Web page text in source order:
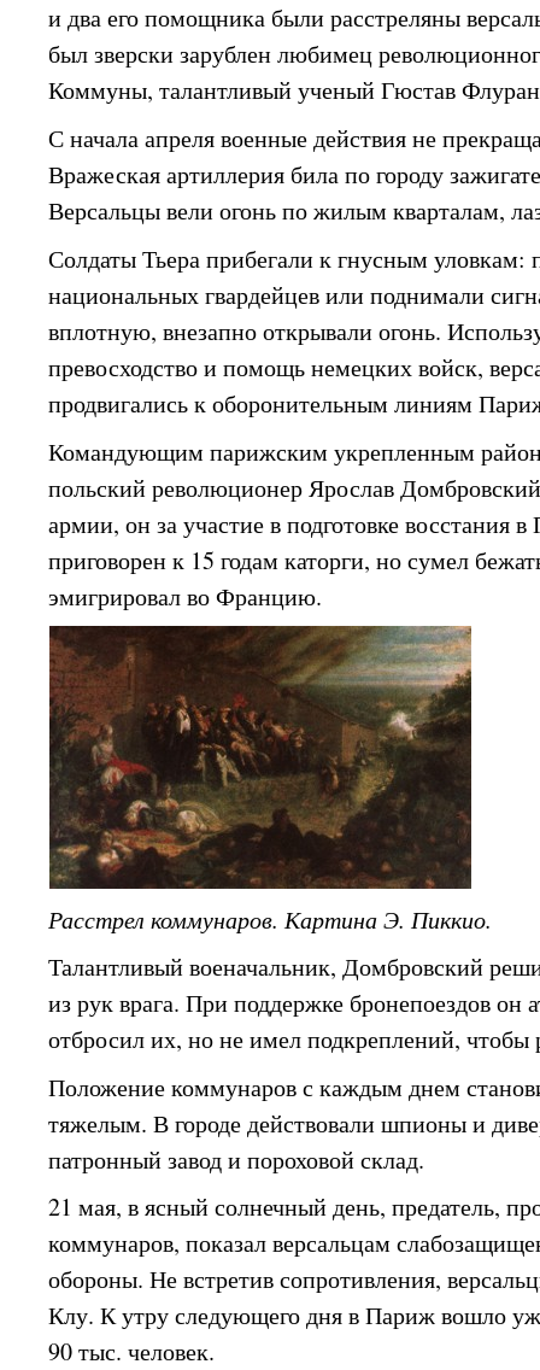
и два его помощника были расстреляны
был зверски зарублен любимец
Коммуны, талантливый ученый Гюстав
С начала апреля военные действия не
Вражеская артиллерия била по городу
Версальцы вели огонь по жилым кварталам,
Солдаты Тьера прибегали к гнусным уловкам:
национальных гвардейцев или поднимали
вплотную, внезапно открывали огонь.
превосходство и помощь немецких войск,
продвигались к оборонительным линиям
Командующим парижским укрепленным
польский революционер Ярослав
армии, он за участие в подготовке восстания
приговорен к 15 годам каторги, но сумел
эмигрировал во Францию.
Расстрел коммунаров. Картина Э. Пиккио.
Талантливый военачальник, Домбровский
из рук врага. При поддержке бронепоездов он
отбросил их, но не имел подкреплений, чтобы
Положение коммунаров с каждым днем
тяжелым. В городе действовали шпионы и
патронный завод и пороховой склад.
21 мая, в ясный солнечный день, предатель,
коммунаров, показал версальцам
обороны. Не встретив сопротивления,
Клу. К утру следующего дня в Париж вошло
90 тыс. человек.